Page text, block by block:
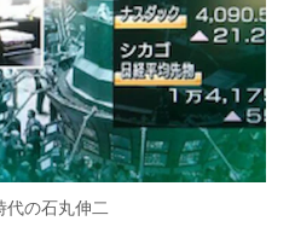
代の石丸伸二